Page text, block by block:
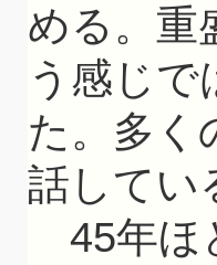
める。重
う感じ
た。多く
話してい
45年ほ